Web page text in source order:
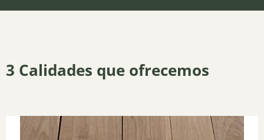
3 Calidades que ofrecemos